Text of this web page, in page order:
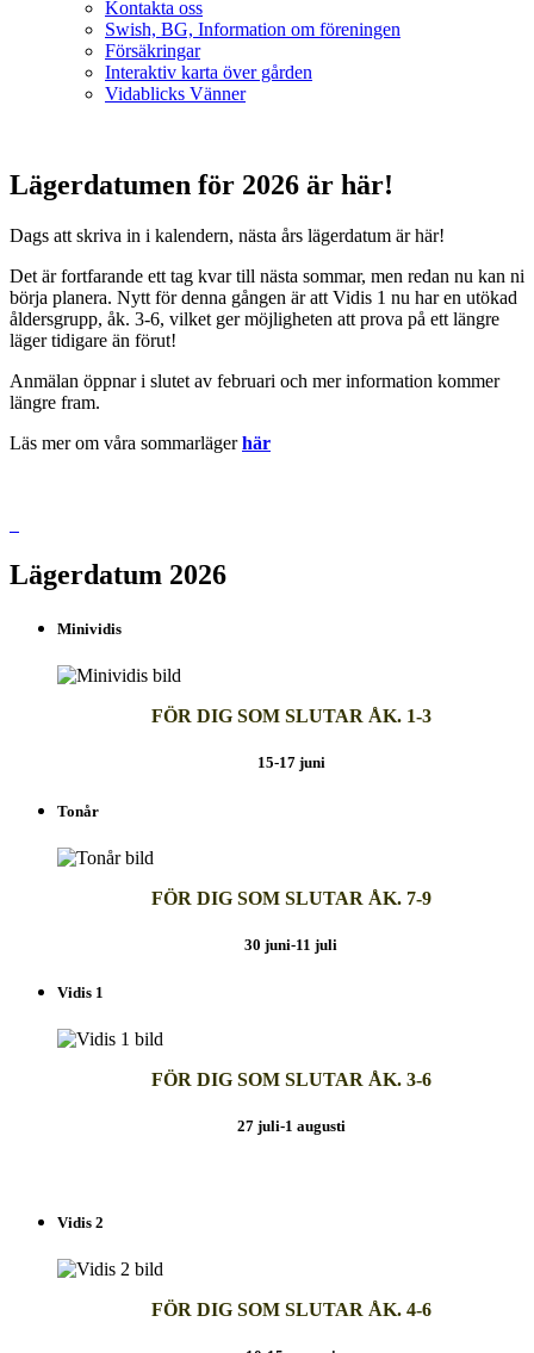
Kontakta oss
Swish, BG, Information om föreningen
Försäkringar
Interaktiv karta över gården
Vidablicks Vänner
Lägerdatumen för 2026 är här!
Dags att skriva in i kalendern, nästa års lägerdatum är här!
Det är fortfarande ett tag kvar till nästa sommar, men redan nu kan ni
börja planera. Nytt för denna gången är att Vidis 1 nu har en utökad
åldersgrupp, åk. 3-6, vilket ger möjligheten att prova på ett längre
läger tidigare än förut!
Anmälan öppnar i slutet av februari och mer information kommer
längre fram.
Läs mer om våra sommarlägerhär
Lägerdatum 2026
Minividis
FÖR DIG SOM SLUTAR ÅK. 1-3
15-17 juni
Tonår
FÖR DIG SOM SLUTAR ÅK. 7-9
30 juni-11 juli
Vidis 1
FÖR DIG SOM SLUTAR ÅK. 3-6
27 juli-1 augusti
Vidis 2
FÖR DIG SOM SLUTAR ÅK. 4-6